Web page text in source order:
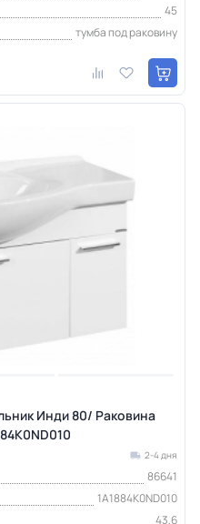
45
тумба под раковину
Инди 80/ Раковина
2-4 дня
86641
1A1884K0ND010
43,6